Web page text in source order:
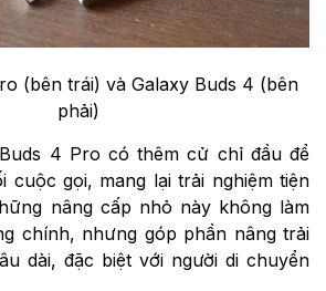
(bên trái) và Galaxy Buds 4 (bên
phải)
Buds 4 Pro có thêm cử chỉ đầu để
cuộc gọi, mang lại trải nghiệm tiện
nâng cấp nhỏ này không làm
chính, nhưng góp phần nâng trải
dài, đặc biệt với người di chuyển